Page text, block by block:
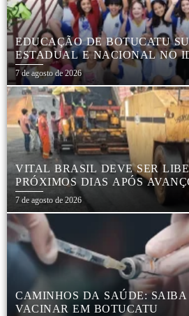
EDUCAÇÃO DE BOTUCATU
ESTADUAL E NACIONAL NO
7 de agosto de 2026
VITAL BRASIL DEVE SER
PRÓXIMOS DIAS APÓS
REGIÃO DA RODOVIÁRIA
7 de agosto de 2026
CAMINHOS DA SAÚDE: SAIBA
VACINAR EM BOTUCATU